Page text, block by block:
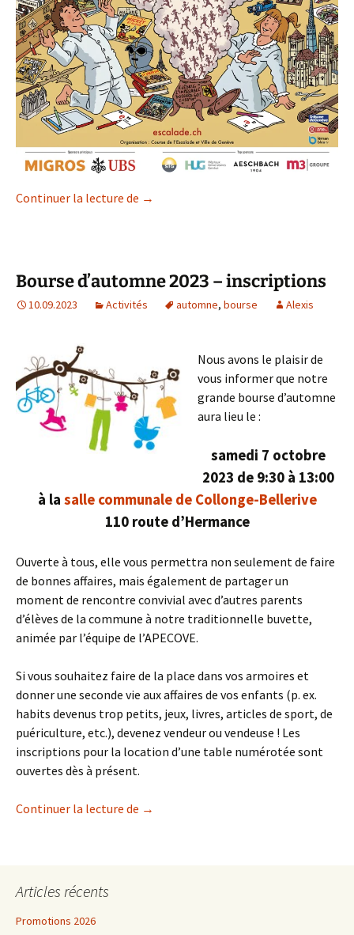
Continuer la lecture de Inscriptions à la Course de l’Escalade
→
Bourse d’automne 2023 – inscriptions
10.09.2023 Activités automne, bourse Alexis
Nous avons le plaisir de
vous informer que notre
grande bourse d’automne
aura lieu le :
samedi 7 octobre
2023 de 9:30 à 13:00
à la salle communale de Collonge-Bellerive
110 route d’Hermance
Ouverte à tous, elle vous permettra non seulement de faire
de bonnes affaires, mais également de partager un
moment de rencontre convivial avec d’autres parents
d’élèves de la commune à notre traditionnelle buvette,
animée par l’équipe de l’APECOVE.
Si vous souhaitez faire de la place dans vos armoires et
donner une seconde vie aux affaires de vos enfants (p. ex.
habits devenus trop petits, jeux, livres, articles de sport, de
puériculture, etc.), devenez vendeur ou vendeuse ! Les
inscriptions pour la location d’une table numérotée sont
ouvertes dès à présent.
Continuer la lecture de Bourse d’automne 2023 – inscriptions
→
Articles récents
Promotions 2026